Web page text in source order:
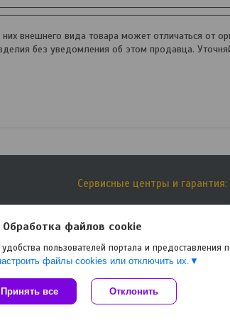
внешнего вида товара может отличаться от
без уведомления об этом продавца.
Сервисные центры и гарантия:
Сайт создан на платформе Deal.by
Политика обработки файлов cookies
Обработка файлов cookie
пользователей портала и предоставления
файлы cookies или отключить их.
Принять все Отклонить